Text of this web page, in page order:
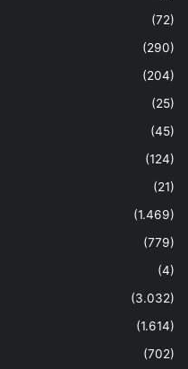
(72)
(290)
(204)
(25)
(45)
(124)
(21)
(1.469)
(779)
(4)
(3.032)
(1.614)
(702)